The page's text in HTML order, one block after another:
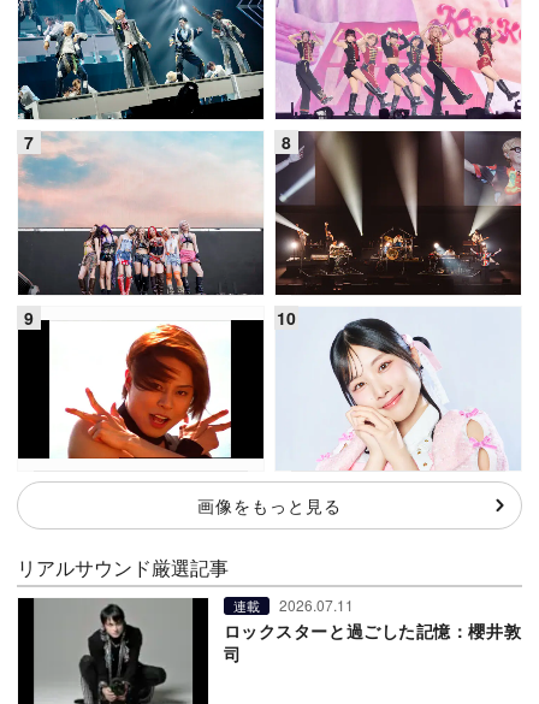
画像をもっと見る
リアルサウンド厳選記事
連載 2026.07.11
ロックスターと過ごした記憶：櫻井敦
司